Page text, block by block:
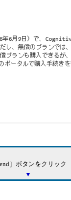
］ボタンをクリック
▼